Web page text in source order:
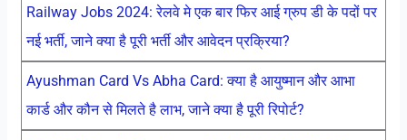
Railway Jobs 2024: रेलवे मे एक बार फिर आई ग्रुप डी के पदों पर
नई भर्ती, जाने क्या है पूरी भर्ती और आवेदन प्रक्रिया?
Ayushman Card Vs Abha Card: क्या है आयुष्मान और आभा
कार्ड और कौन से मिलते है लाभ, जाने क्या है पूरी रिपोर्ट?